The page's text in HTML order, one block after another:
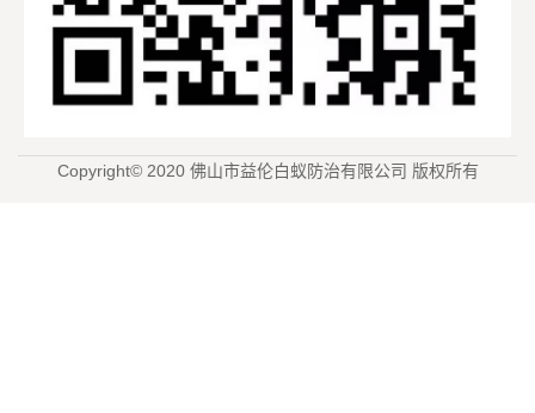
Copyright© 2020 佛山市益伦白蚁防治有限公司 版权所有